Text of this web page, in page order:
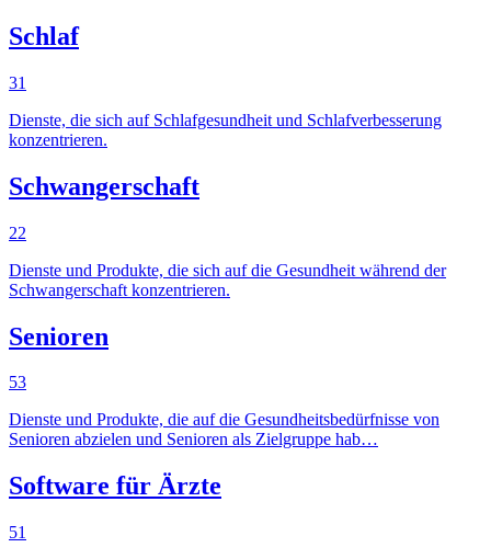
Schlaf
31
Dienste, die sich auf Schlafgesundheit und Schlafverbesserung
konzentrieren.
Schwangerschaft
22
Dienste und Produkte, die sich auf die Gesundheit während der
Schwangerschaft konzentrieren.
Senioren
53
Dienste und Produkte, die auf die Gesundheitsbedürfnisse von
Senioren abzielen und Senioren als Zielgruppe hab…
Software für Ärzte
51